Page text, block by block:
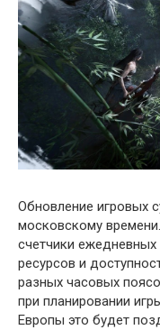
Обновление игровых
московскому
счетчики
ресурсов и
разных часовых
при планировании
Европы это будет